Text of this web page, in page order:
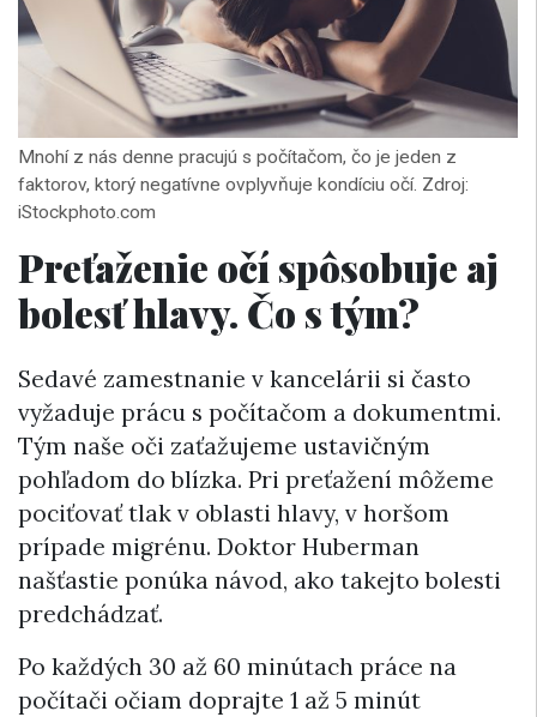
Mnohí z nás denne pracujú s počítačom, čo je jeden z
faktorov, ktorý negatívne ovplyvňuje kondíciu očí. Zdroj:
iStockphoto.com
Preťaženie očí spôsobuje aj
bolesť hlavy. Čo s tým?
Sedavé zamestnanie v kancelárii si často
vyžaduje prácu s počítačom a dokumentmi.
Tým naše oči zaťažujeme ustavičným
pohľadom do blízka. Pri preťažení môžeme
pociťovať tlak v oblasti hlavy, v horšom
prípade migrénu. Doktor Huberman
našťastie ponúka návod, ako takejto bolesti
predchádzať.
Po každých 30 až 60 minútach práce na
počítači očiam doprajte 1 až 5 minút